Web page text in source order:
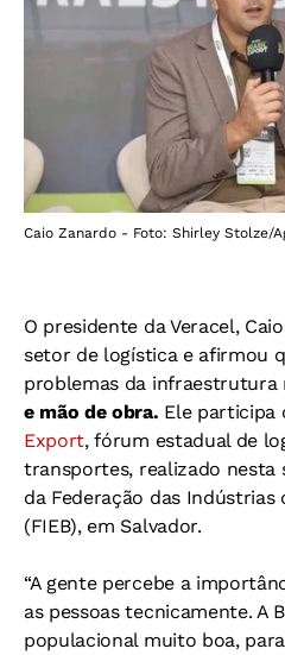
Caio Zanardo - Foto: Shirley Stolze/
O presidente da Veracel,
setor de logística e afirmou
problemas da infraestrutura
e mão de obra. Ele participa
Export, fórum estadual de
transportes, realizado nesta
da Federação das Indústrias
(FIEB), em Salvador.
“A gente percebe a
as pessoas tecnicamente. A
populacional muito boa,